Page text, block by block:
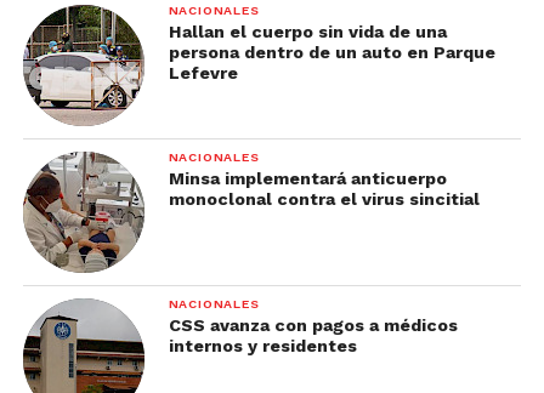
NACIONALES
Hallan el cuerpo sin vida de una
persona dentro de un auto en Parque
Lefevre
NACIONALES
Minsa implementará anticuerpo
monoclonal contra el virus sincitial
NACIONALES
CSS avanza con pagos a médicos
internos y residentes